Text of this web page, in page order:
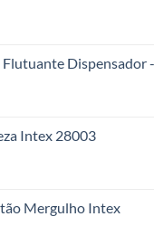
Dispensador
Intex 28003
Mergulho Intex